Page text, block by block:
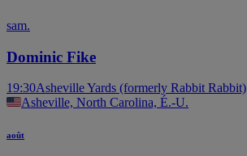
sam.
Dominic Fike
19:30Asheville Yards (formerly Rabbit Rabbit)
Asheville, North Carolina, É.-U.
août